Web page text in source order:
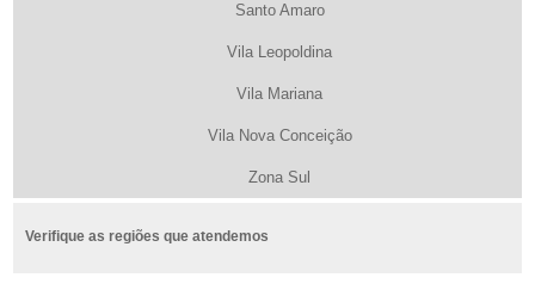
Santo Amaro
Vila Leopoldina
Vila Mariana
Vila Nova Conceição
Zona Sul
Verifique as regiões que atendemos